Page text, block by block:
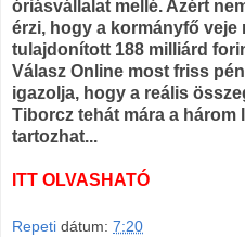
óriásvállalat mellé. Azért
érzi, hogy a kormányfő veje
tulajdonított 188 milliárd
Válasz Online most friss
igazolja, hogy a reális
Tiborcz tehát mára a
tartozhat...
ITT OLVASHATÓ
Repeti dátum: 7:20